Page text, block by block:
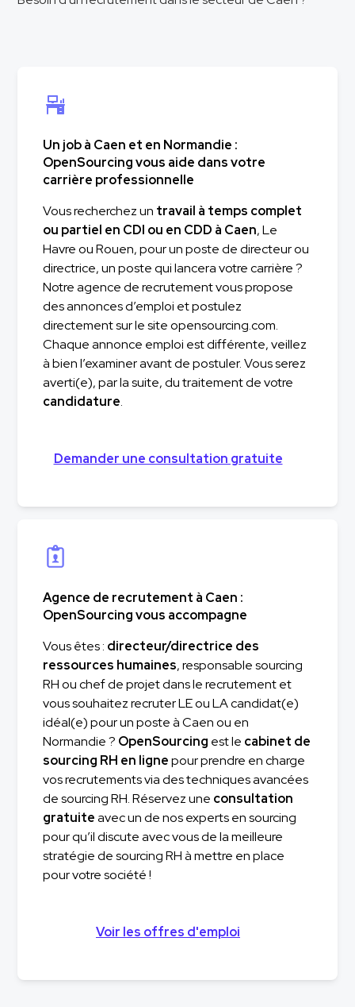
Un job à Caen et en Normandie :
OpenSourcing vous aide dans votre
carrière professionnelle
Vous recherchez un travail à temps complet
ou partiel en CDI ou en CDD à Caen, Le
Havre ou Rouen, pour un poste de directeur ou
directrice, un poste qui lancera votre carrière ?
Notre agence de recrutement vous propose
des annonces d’emploi et postulez
directement sur le site opensourcing.com.
Chaque annonce emploi est différente, veillez
à bien l’examiner avant de postuler. Vous serez
averti(e), par la suite, du traitement de votre
candidature.
Demander une consultation gratuite
Agence de recrutement à Caen :
OpenSourcing vous accompagne
Vous êtes : directeur/directrice des
ressources humaines, responsable sourcing
RH ou chef de projet dans le recrutement et
vous souhaitez recruter LE ou LA candidat(e)
idéal(e) pour un poste à Caen ou en
Normandie ? OpenSourcing est le cabinet de
sourcing RH en lignepour prendre en charge
vos recrutements via des techniques avancées
de sourcing RH. Réservez une consultation
gratuiteavec un de nos experts en sourcing
pour qu’il discute avec vous de la meilleure
stratégie de sourcing RH à mettre en place
pour votre société !
Voir les offres d'emploi